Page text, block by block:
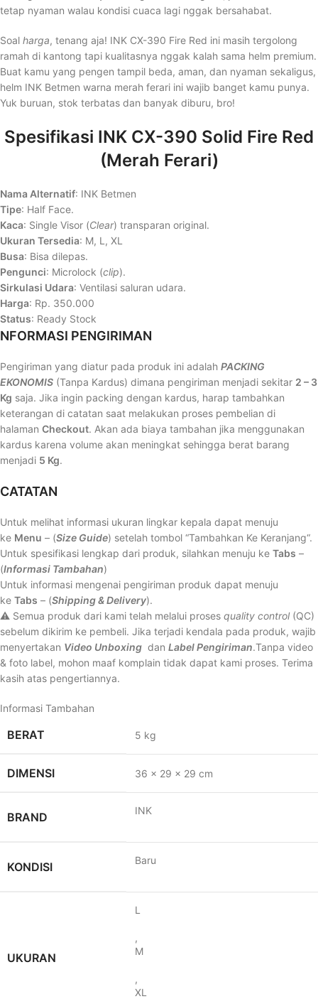
tetap nyaman walau kondisi cuaca lagi nggak bersahabat.
Soal harga, tenang aja! INK CX-390 Fire Red ini masih tergolong
ramah di kantong tapi kualitasnya nggak kalah sama helm premium.
Buat kamu yang pengen tampil beda, aman, dan nyaman sekaligus,
helm INK Betmen warna merah ferari ini wajib banget kamu punya.
Yuk buruan, stok terbatas dan banyak diburu, bro!
Spesifikasi INK CX-390 Solid Fire Red
(Merah Ferari)
Nama Alternatif: INK Betmen
Tipe: Half Face.
Kaca: Single Visor (Clear) transparan original.
Ukuran Tersedia: M, L, XL
Busa: Bisa dilepas.
Pengunci: Microlock (clip).
Sirkulasi Udara: Ventilasi saluran udara.
Harga: Rp. 350.000
Status: Ready Stock
NFORMASI PENGIRIMAN
Pengiriman yang diatur pada produk ini adalah PACKING
EKONOMIS (Tanpa Kardus) dimana pengiriman menjadi sekitar 2 – 3
Kg saja. Jika ingin packing dengan kardus, harap tambahkan
keterangan di catatan saat melakukan proses pembelian di
halaman Checkout. Akan ada biaya tambahan jika menggunakan
kardus karena volume akan meningkat sehingga berat barang
menjadi 5 Kg.
CATATAN
Untuk melihat informasi ukuran lingkar kepala dapat menuju
ke Menu – (Size Guide) setelah tombol “Tambahkan Ke Keranjang“.
Untuk spesifikasi lengkap dari produk, silahkan menuju ke Tabs –
(Informasi Tambahan)
Untuk informasi mengenai pengiriman produk dapat menuju
ke Tabs – (Shipping & Delivery).
⚠️ Semua produk dari kami telah melalui proses quality control(QC)
sebelum dikirim ke pembeli. Jika terjadi kendala pada produk, wajib
menyertakan Video Unboxing dan Label Pengiriman.Tanpa video
& foto label, mohon maaf komplain tidak dapat kami proses. Terima
kasih atas pengertiannya.
Informasi Tambahan
BERAT 5 kg
DIMENSI 36 × 29 × 29 cm
BRAND INK
KONDISI Baru
UKURAN
L
,
M
,
XL